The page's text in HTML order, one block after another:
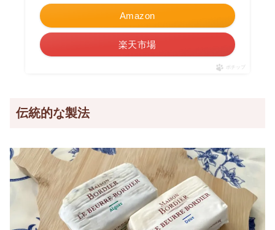
Amazon
楽天市場
ポチップ
伝統的な製法